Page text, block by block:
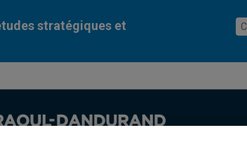
stratégiques et